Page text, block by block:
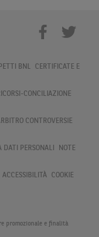
BNL CERTIFICATE E
CONCILIAZIONE
CONTROVERSIE
DATI PERSONALI NOTE
ACCESSIBILITÀ COOKIE
promozionale e finalità